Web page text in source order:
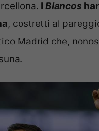
I Blancos
, costretti al
Madrid che,